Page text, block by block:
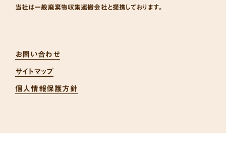
当社は一般廃棄物収集運搬会社と提携しております。
お問い合わせ
サイトマップ
個人情報保護方針